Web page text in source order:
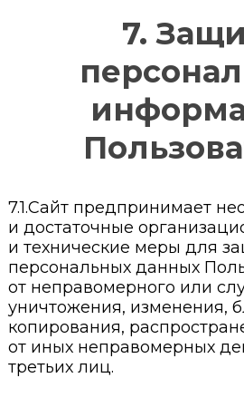
7.
7.1.Сайт предпринимает
и достаточные
и технические меры для
персональных данных
от неправомерного или
уничтожения, изменения,
копирования,
от иных неправомерных
третьих лиц.